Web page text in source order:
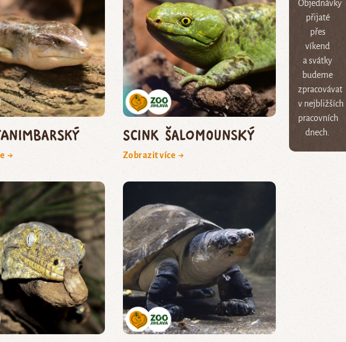
Objednávky
přijaté
přes
víkend
a svátky
budeme
zpracovávat
v nejbližších
pracovních
dnech.
→
scink šalomounský
Zobrazit více →